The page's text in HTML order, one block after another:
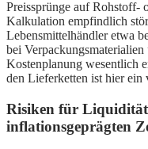
Preissprünge auf Rohstoff-
Kalkulation empfindlich
Lebensmittelhändler etwa
bei
Kostenplanung wesentlich
den Lieferketten ist hier ein
Risiken für
inflationsgeprägten